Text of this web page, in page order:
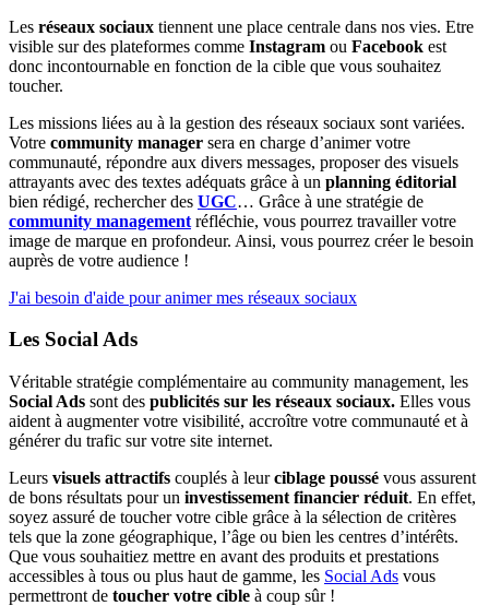
Les réseaux sociaux tiennent une place centrale dans nos vies. Etre
visible sur des plateformes comme Instagram ou Facebook est
donc incontournable en fonction de la cible que vous souhaitez
toucher.
Les missions liées au à la gestion des réseaux sociaux sont variées.
Votre community manager sera en charge d’animer votre
communauté, répondre aux divers messages, proposer des visuels
attrayants avec des textes adéquats grâce à un planning éditorial
bien rédigé, rechercher des UGC… Grâce à une stratégie de
community management réfléchie, vous pourrez travailler votre
image de marque en profondeur. Ainsi, vous pourrez créer le besoin
auprès de votre audience !
J'ai besoin d'aide pour animer mes réseaux sociaux
Les Social Ads
Véritable stratégie complémentaire au community management, les
Social Ads sont des publicités sur les réseaux sociaux. Elles vous
aident à augmenter votre visibilité, accroître votre communauté et à
générer du trafic sur votre site internet.
Leurs visuels attractifs couplés à leurciblage poussé vous assurent
de bons résultats pour un investissement financier réduit. En effet,
soyez assuré de toucher votre cible grâce à la sélection de critères
tels que la zone géographique, l’âge ou bien les centres d’intérêts.
Que vous souhaitiez mettre en avant des produits et prestations
accessibles à tous ou plus haut de gamme, les Social Ads vous
permettront de toucher votre cible à coup sûr !